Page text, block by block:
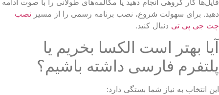
برای سهولت شروع، نصب برنامه رسمی را از مسیر نصب
جی پی تی دنبال کنید.
بهتر است الکسا بخریم یا
فارسی داشته باشیم؟
انتخاب به نیاز شما بستگی دارد: